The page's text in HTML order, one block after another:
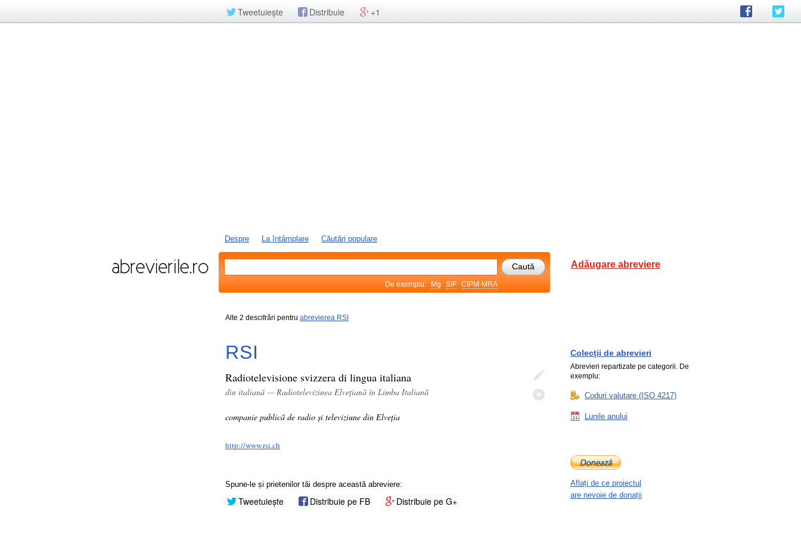
Tweetuiește Distribuie +1
Despre La întâmplare Căutări populare
De exemplu: Mg SIF CIPM-MRA
Adăugare abreviere
Alte 2 descifrări pentru abrevierea RSI
RSI
Radiotelevisione svizzera di lingua italiana
din italiană — Radiotelevizinea Elvețiană în Limba Italiană
companie publică de radio și televiziune din Elveția
http://www.rsi.ch
Spune-le și prietenilor tăi despre această abreviere:
Tweetuiește Distribuie pe FB Distribuie pe G+
Colecții de abrevieri
Abrevieri repartizate pe categorii. De
exemplu:
Coduri valutare (ISO 4217)
Lunile anului
Aflați de ce proiectul
are nevoie de donații